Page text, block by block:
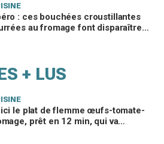
: ces bouchées croustillantes
au fromage font disparaître
+ LUS
le plat de flemme œufs-tomate-
prêt en 12 min, qui va